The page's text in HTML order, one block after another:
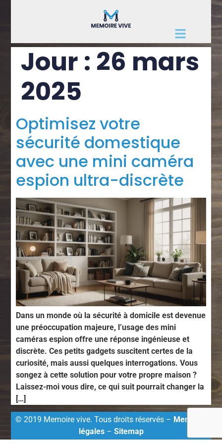
Jour : 26 mars
2025
Optimisez votre
sécurité domestique
avec une mini caméra
espion ultra-discrète
Dans un monde où la sécurité à domicile est devenue
une préoccupation majeure, l’usage des mini
caméras espion offre une réponse ingénieuse et
discrète. Ces petits gadgets suscitent certes de la
curiosité, mais aussi quelques interrogations. Vous
songez à cette solution pour votre propre maison ?
Laissez-moi vous dire, ce qui suit pourrait changer la
[…]
© 2019 Memoire vive. Tous droits réservés – Mentions
légales – Sitemap